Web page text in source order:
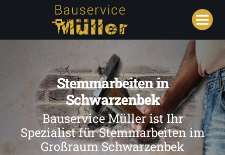
Stemmarbeiten in
Schwarzenbek
Bauservice Müller ist Ihr
Spezialist für Stemmarbeiten im
Großraum Schwarzenbek